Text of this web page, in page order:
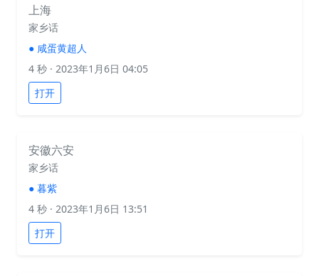
上海
家乡话
● 咸蛋黄超人
4 秒 · 2023年1月6日 04:05
打开
安徽六安
家乡话
● 暮紫
4 秒 · 2023年1月6日 13:51
打开